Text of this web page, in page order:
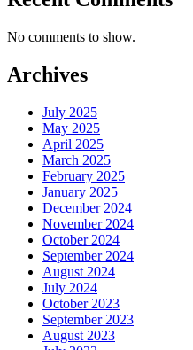
No comments to show.
Archives
July 2025
May 2025
April 2025
March 2025
February 2025
January 2025
December 2024
November 2024
October 2024
September 2024
August 2024
July 2024
October 2023
September 2023
August 2023